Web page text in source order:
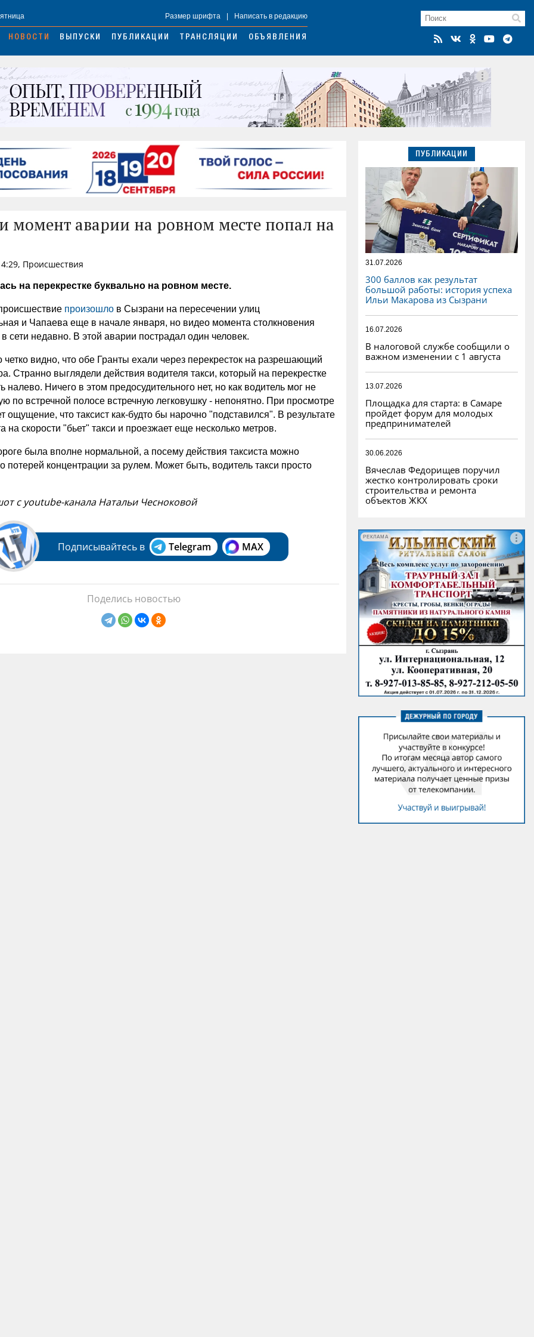
Размер шрифта Написать в редакцию
НОВОСТИ ВЫПУСКИ ПУБЛИКАЦИИ ТРАНСЛЯЦИИ ОБЪЯВЛЕНИЯ
момент аварии на ровном месте попал на
Происшествия
на перекрестке буквально на ровном месте.
произошло в Сызрани на пересечении улиц
и Чапаева еще в начале января, но видео момента столкновения
сети недавно. В этой аварии пострадал один человек.
четко видно, что обе Гранты ехали через перекресток на разрешающий
Странно выглядели действия водителя такси, который на перекрестке
налево. Ничего в этом предосудительного нет, но как водитель мог не
по встречной полосе встречную легковушку - непонятно. При просмотре
ощущение, что таксист как-будто бы нарочно "подставился". В результате
на скорости "бьет" такси и проезжает еще несколько метров.
была вполне нормальной, а посему действия таксиста можно
потерей концентрации за рулем. Может быть, водитель такси просто
с youtube-канала Натальи Чесноковой
Подписывайтесь в Telegram MAX
Поделись новостью
ПУБЛИКАЦИИ
31.07.2026
300 баллов как результат
большой работы: история успеха
Ильи Макарова из Сызрани
16.07.2026
В налоговой службе сообщили о
важном изменении с 1 августа
13.07.2026
Площадка для старта: в Самаре
пройдет форум для молодых
предпринимателей
30.06.2026
Вячеслав Федорищев поручил
жестко контролировать сроки
строительства и ремонта
объектов ЖКХ
РЕКЛАМА